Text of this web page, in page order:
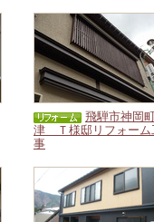
飛騨市神岡
津 Ｔ様邸リフォーム
事